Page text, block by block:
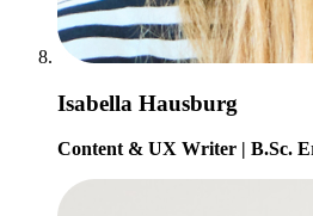
Isabella Hausburg
Content & UX Writer | B.Sc.